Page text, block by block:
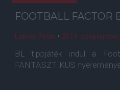
FOOTBALL FACTOR
Lakner Péter • 2011.
BL tippjáték indul a
FANTASZTIKUS